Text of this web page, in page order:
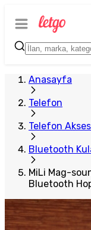
Anasayfa
Telefon
Telefon
Bluetooth
MiLi Mag-
Bluetooth